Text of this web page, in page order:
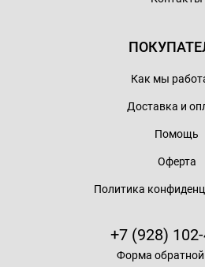
Как мы
Доставка и
Помощь
Оферта
Политика
+7 (928)
Форма обратной